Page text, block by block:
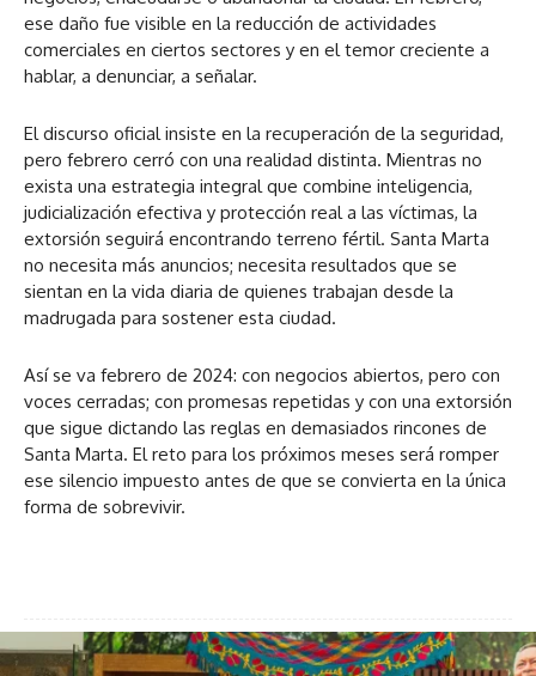
ese daño fue visible en la reducción de actividades
comerciales en ciertos sectores y en el temor creciente a
hablar, a denunciar, a señalar.
El discurso oficial insiste en la recuperación de la seguridad,
pero febrero cerró con una realidad distinta. Mientras no
exista una estrategia integral que combine inteligencia,
judicialización efectiva y protección real a las víctimas, la
extorsión seguirá encontrando terreno fértil. Santa Marta
no necesita más anuncios; necesita resultados que se
sientan en la vida diaria de quienes trabajan desde la
madrugada para sostener esta ciudad.
Así se va febrero de 2024: con negocios abiertos, pero con
voces cerradas; con promesas repetidas y con una extorsión
que sigue dictando las reglas en demasiados rincones de
Santa Marta. El reto para los próximos meses será romper
ese silencio impuesto antes de que se convierta en la única
forma de sobrevivir.